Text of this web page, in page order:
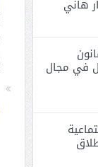
هاني
في مجال